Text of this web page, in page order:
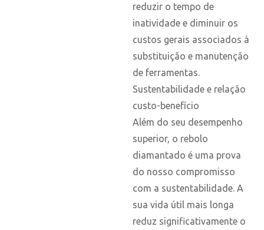
reduzir o tempo de
inatividade e diminuir os
custos gerais associados à
substituição e manutenção
de ferramentas.
Sustentabilidade e relação
custo-benefício
Além do seu desempenho
superior, o rebolo
diamantado é uma prova
do nosso compromisso
com a sustentabilidade. A
sua vida útil mais longa
reduz significativamente o